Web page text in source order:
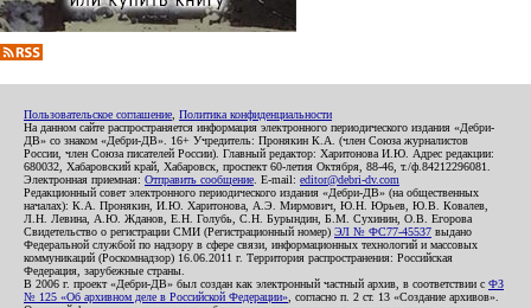
Пользовательское соглашение Политика конфиденциальности
На данном сайте распространяется информация электронного периодического издания «Дебри-
ДВ» со знаком «Дебри-ДВ». 16+ Учредитель: Пронякин К.А. (член Союза журналистов
России, член Союза писателей России). Главный редактор: Харитонова И.Ю. Адрес редакции:
680032, Хабаровский край, Хабаровск, проспект 60-летия Октября, 88-46, т./ф.84212296081.
Электронная приемная: Отправить сообщение . E-mail: editor@debri-dv.com
Редакционный совет электронного периодического издания «Дебри-ДВ» (на общественных
началах): К.А. Пронякин, И.Ю. Харитонова, А.Э. Мирмович, Ю.Н. Юрьев, Ю.В. Ковалев,
Л.Н. Левина, А.Ю. Жданов, Е.Н. Голубь, С.Н. Бурындин, Б.М. Сухинин, О.В. Егорова
Свидетельство о регистрации СМИ (Регистрационный номер) ЭЛ № ФС77-45537 выдано
Федеральной службой по надзору в сфере связи, информационных технологий и массовых
коммуникаций (Роскомнадзор) 16.06.2011 г. Территория распространения: Российская
Федерация, зарубежные страны.
В 2006 г. проект «Дебри-ДВ» был создан как электронный частный архив, в соответствии с ФЗ
№ 125 «Об архивном деле в Российской Федерации» , согласно п. 2 ст. 13 «Создание архивов».